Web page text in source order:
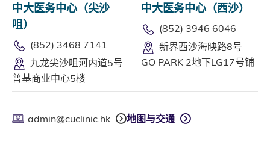
中大医务中心（尖沙
咀）
(852) 3468 7141
九龙尖沙咀河内道5号
普基商业中心5楼
中大医务中心（西沙）
(852) 3946 6046
新界西沙海映路8号
GO PARK 2地下LG17号铺
admin@cuclinic.hk 地图与交通